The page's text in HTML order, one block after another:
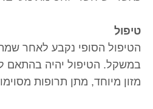
טיפול
הטיפול הסופי נקבע לאחר
במשקל. הטיפול יהיה בהתאם
מזון מיוחד, מתן תרופות